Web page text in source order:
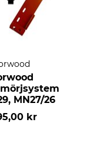
MN27/26
kr